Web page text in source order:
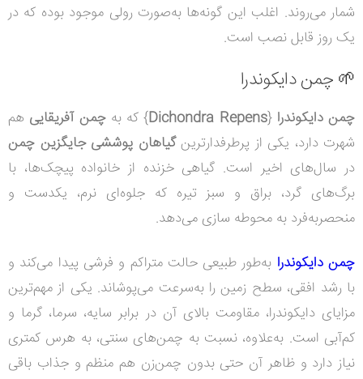
شمار می‌روند. اغلب این گونه‌ها به‌صورت رولی موجود بوده که در
یک روز قابل نصب‌ است.
🌱 چمن دایکوندرا
چمن دایکوندرا {
Dichondra Repens} که بهچمن آفریقایی هم
شهرت دارد، یکی از پرطرفدارترینگیاهان پوششی جایگزین چمن
در سال‌های اخیر است. گیاهی خزنده از خانواده پیچک‌ها، با
برگ‌های گرد، براق و سبز تیره که جلوه‌ای نرم، یکدست و
منحصربه‌فرد به محوطه سازی می‌دهد.
چمن دایکوندرا به‌طور طبیعی حالت متراکم و فرشی پیدا می‌کند و
با رشد افقی، سطح زمین را به‌سرعت می‌پوشاند. یکی از مهم‌ترین
مزایای دایکوندرا، مقاومت بالای آن در برابر سایه، سرما، گرما و
کم‌آبی است. به‌علاوه، نسبت به چمن‌های سنتی، به هرس کمتری
نیاز دارد و ظاهر آن حتی بدون چمن‌زن هم منظم و جذاب باقی